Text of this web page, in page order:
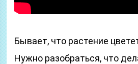
Бывает, что растение
Нужно разобраться, что